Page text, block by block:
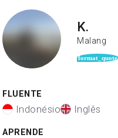
K.
Malang
format_quote
FLUENTE
Indonésio Inglês
APRENDE